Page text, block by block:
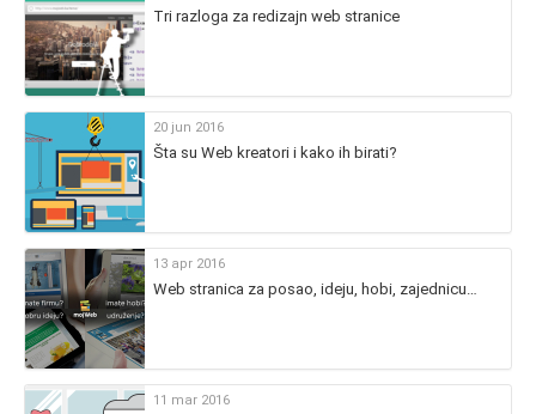
Tri razloga za redizajn web stranice
20 jun 2016
Šta su Web kreatori i kako ih birati?
13 apr 2016
Web stranica za posao, ideju, hobi, zajednicu…
11 mar 2016